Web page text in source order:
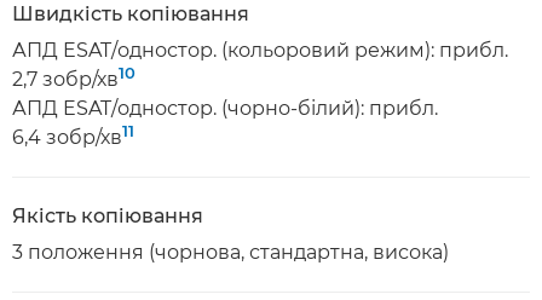
Швидкість копіювання
АПД ESAT/одностор. (кольоровий режим): прибл.
2,7 зобр/хв10
АПД ESAT/одностор. (чорно-білий): прибл.
6,4 зобр/хв11
Якість копіювання
3 положення (чорнова, стандартна, висока)